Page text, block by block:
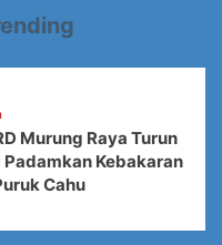
Murung Raya Turun
Kebakaran
Cahu